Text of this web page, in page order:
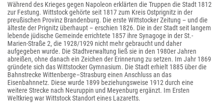
Während des Krieges gegen Napoleon erklärten die Truppen die Stadt 1812
zur Festung. Wittstock gehörte seit 1817 zum Kreis Ostprignitz in der
preußischen Provinz Brandenburg. Die erste Wittstocker Zeitung – und die
älteste der Prignitz überhaupt – erschien 1826. Die in der Stadt seit langem
lebende jüdische Gemeinde errichtete 1857 ihre Synagoge in der St.-
Marien-Straße 2, die 1928/1929 nicht mehr gebraucht und daher
aufgegeben wurde. Die Stadtverwaltung ließ sie in den 1980er Jahren
abreißen, ohne danach ein Zeichen der Erinnerung zu setzen. Im Jahr 1869
gründete sich das Wittstocker Gymnasium. Die Stadt erhielt 1885 über die
Bahnstrecke Wittenberge–Strasburg einen Anschluss an das
Eisenbahnnetz. Diese wurde 1899 beziehungsweise 1912 durch eine
weitere Strecke nach Neuruppin und Meyenburg ergänzt. Im Ersten
Weltkrieg war Wittstock Standort eines Lazaretts.